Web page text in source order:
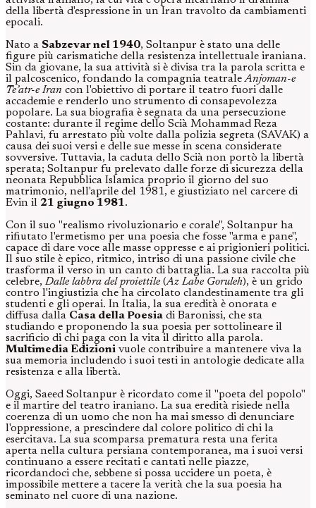
della libertà d'espressione in un Iran travolto da cambiamenti
epocali.
Nato a Sabzevar nel 1940, Soltanpur è stato una delle
figure più carismatiche della resistenza intellettuale iraniana.
Sin da giovane, la sua attività si è divisa tra la parola scritta e
il palcoscenico, fondando la compagnia teatraleAnjoman-e
Te’atr-e Iran con l'obiettivo di portare il teatro fuori dalle
accademie e renderlo uno strumento di consapevolezza
popolare. La sua biografia è segnata da una persecuzione
costante: durante il regime dello Scià Mohammad Reza
Pahlavi, fu arrestato più volte dalla polizia segreta (SAVAK) a
causa dei suoi versi e delle sue messe in scena considerate
sovversive. Tuttavia, la caduta dello Scià non portò la libertà
sperata; Soltanpur fu prelevato dalle forze di sicurezza della
neonata Repubblica Islamica proprio il giorno del suo
matrimonio, nell'aprile del 1981, e giustiziato nel carcere di
Evin il 21 giugno 1981.
Con il suo "realismo rivoluzionario e corale", Soltanpur ha
rifiutato l'ermetismo per una poesia che fosse "arma e pane",
capace di dare voce alle masse oppresse e ai prigionieri politici.
Il suo stile è epico, ritmico, intriso di una passione civile che
trasforma il verso in un canto di battaglia. La sua raccolta più
celebre, Dalle labbra del proiettile(Az Labe Goruleh), è un grido
contro l'ingiustizia che ha circolato clandestinamente tra gli
studenti e gli operai. In Italia, la sua eredità è onorata e
diffusa dalla Casa della Poesia di Baronissi, che sta
studiando e proponendo la sua poesia per sottolineare il
sacrificio di chi paga con la vita il diritto alla parola.
Multimedia Edizioni vuole contribuire a mantenere viva la
sua memoria includendo i suoi testi in antologie dedicate alla
resistenza e alla libertà.
Oggi, Saeed Soltanpur è ricordato come il "poeta del popolo"
e il martire del teatro iraniano. La sua eredità risiede nella
coerenza di un uomo che non ha mai smesso di denunciare
l'oppressione, a prescindere dal colore politico di chi la
esercitava. La sua scomparsa prematura resta una ferita
aperta nella cultura persiana contemporanea, ma i suoi versi
continuano a essere recitati e cantati nelle piazze,
ricordandoci che, sebbene si possa uccidere un poeta, è
impossibile mettere a tacere la verità che la sua poesia ha
seminato nel cuore di una nazione.